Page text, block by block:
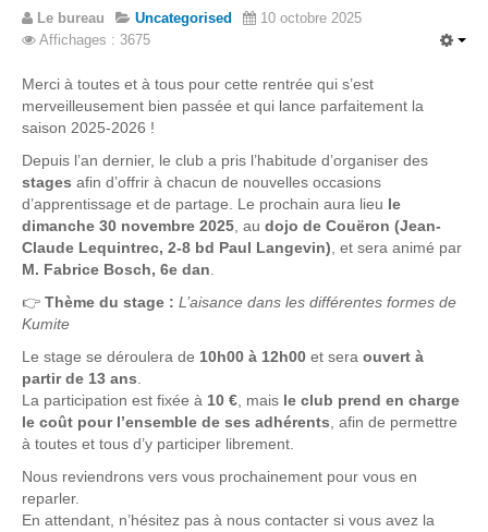
Le bureau Uncategorised
10 octobre 2025
Affichages : 3675
Merci à toutes et à tous pour cette rentrée qui s’est
merveilleusement bien passée et qui lance parfaitement la
saison 2025-2026 !
Depuis l’an dernier, le club a pris l’habitude d’organiser des
stages afin d’offrir à chacun de nouvelles occasions
d’apprentissage et de partage. Le prochain aura lieu le
dimanche 30 novembre 2025 , au dojo de Couëron (Jean-
Claude Lequintrec, 2-8 bd Paul Langevin) , et sera animé par
M. Fabrice Bosch, 6e dan
👉 Thème du stage : L’aisance dans les différentes formes de
Kumite
Le stage se déroulera de 10h00 à 12h00 et sera ouvert à
partir de 13 ans
La participation est fixée à 10 € , mais le club prend en charge
le coût pour l’ensemble de ses adhérents , afin de permettre
à toutes et tous d’y participer librement.
Nous reviendrons vers vous prochainement pour vous en
reparler.
En attendant, n’hésitez pas à nous contacter si vous avez la